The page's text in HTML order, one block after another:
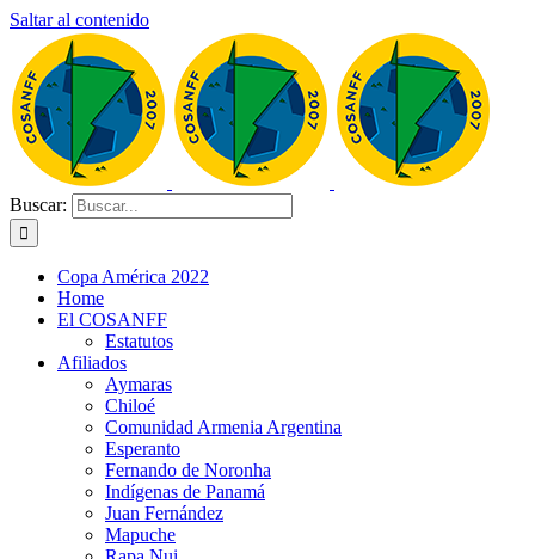
Saltar al contenido
Buscar:
Copa América 2022
Home
El COSANFF
Estatutos
Afiliados
Aymaras
Chiloé
Comunidad Armenia Argentina
Esperanto
Fernando de Noronha
Indígenas de Panamá
Juan Fernández
Mapuche